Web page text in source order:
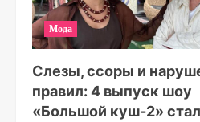
Мода
Слезы, ссоры и
правил: 4 выпуск шоу
«Большой куш-2» стал